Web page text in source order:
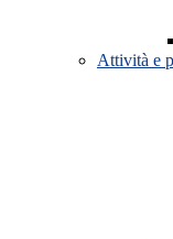
Attività e